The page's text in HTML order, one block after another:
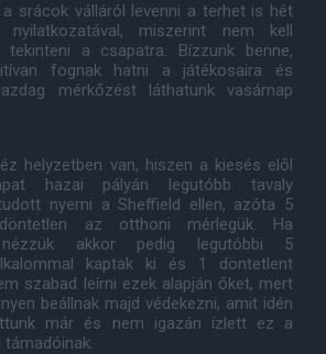
srácok válláról levenni a terhet is hét
miszerint nem kell
tekinteni a csapatra. Bízzunk benne,
fognak hatni a játékosaira és
mérkőzést láthatunk vasárnap
helyzetben van, hiszen a kiesés elől
hazai pályán legutóbb tavaly
nyerni a Sheffield ellen, azóta 5
az otthoni mérlegük. Ha
nézzük akkor pedig legutóbbi 5
kaptak ki és 1 döntetlent
szabad leírni ezek alapján őket, mert
beállnak majd védekezni, amit idén
már és nem igazán ízlett ez a
támadóinak.